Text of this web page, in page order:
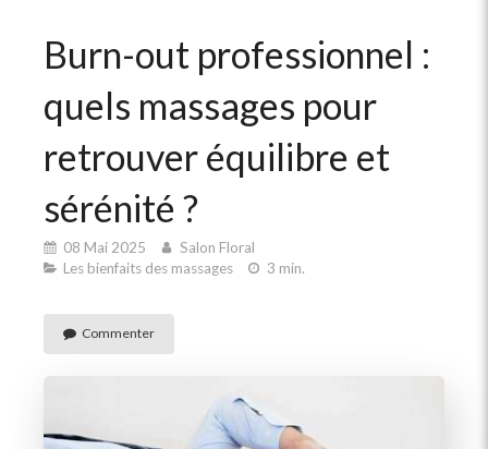
Burn-out professionnel :
quels massages pour
retrouver équilibre et
sérénité ?
08 Mai 2025
Salon Floral
Les bienfaits des massages
3 min.
Commenter